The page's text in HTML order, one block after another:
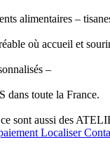
alimentaires –
où accueil et
–
toute la France.
sont aussi des
Localiser